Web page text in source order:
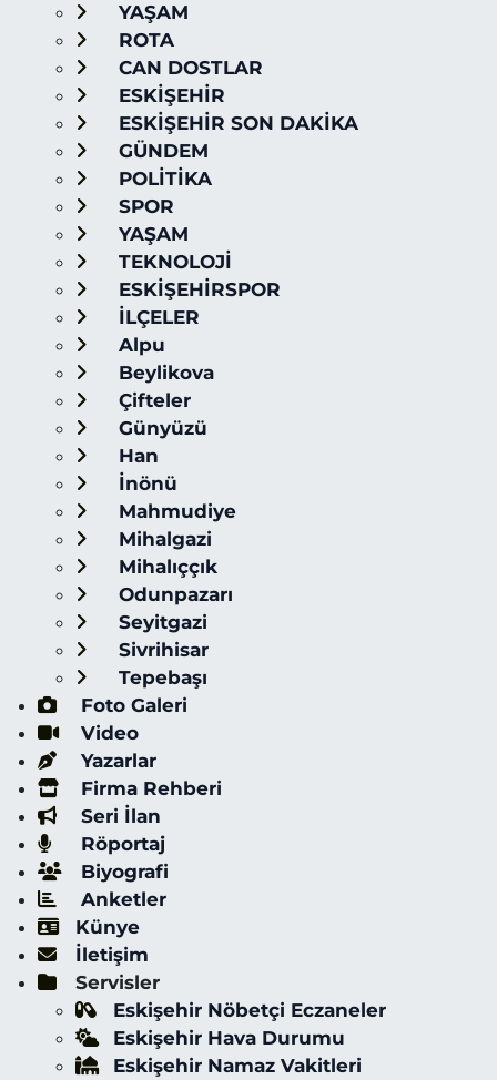
YAŞAM
ROTA
CAN DOSTLAR
ESKİŞEHİR
ESKİŞEHİR SON DAKİKA
GÜNDEM
POLİTİKA
SPOR
YAŞAM
TEKNOLOJİ
ESKİŞEHİRSPOR
İLÇELER
Alpu
Beylikova
Çifteler
Günyüzü
Han
İnönü
Mahmudiye
Mihalgazi
Mihalıççık
Odunpazarı
Seyitgazi
Sivrihisar
Tepebaşı
Foto Galeri
Video
Yazarlar
Firma Rehberi
Seri İlan
Röportaj
Biyografi
Anketler
Künye
İletişim
Servisler
Eskişehir Nöbetçi Eczaneler
Eskişehir Hava Durumu
Eskişehir Namaz Vakitleri